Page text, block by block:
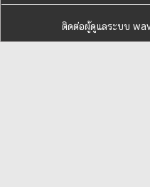
ติดต่อผู้ดูแลระบบ